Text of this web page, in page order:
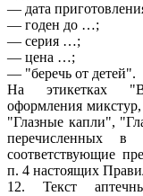
— дата
— годен до …;
— серия …;
— цена …;
— "беречь от детей".
На этикетках
оформления
"Глазные капли",
перечисленных
соответствующие
п. 4 настоящих
12. Текст